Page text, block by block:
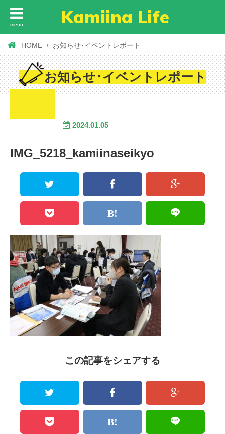
menu Kamiina Life
HOME お知らせ･イベントレポート
お知らせ･イベントレポート
2024.01.05
IMG_5218_kamiinaseikyo
この記事をシェアする